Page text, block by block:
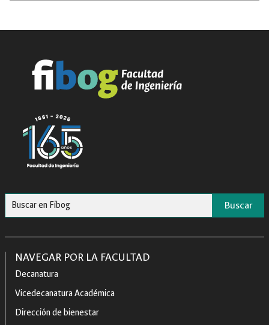
Buscar
NAVEGAR POR LA FACULTAD
Decanatura
Vicedecanatura Académica
Dirección de bienestar